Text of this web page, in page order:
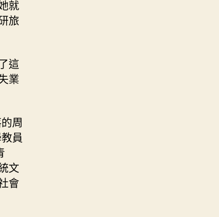
就
旅
這
業
周
員
文
會